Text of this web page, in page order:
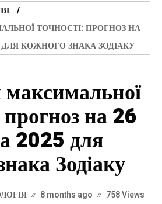
ТОЧНОСТІ: ПРОГНОЗ НА
ДЛЯ КОЖНОГО ЗНАКА ЗОДІАКУ
прогноз на 26
2025 для
Зодіаку
8 months ago 758 Views